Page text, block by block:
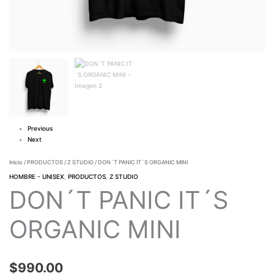
Previous
Next
Inicio / PRODUCTOS/Z STUDIO/ DON´T PANIC IT´S ORGANIC MINI
HOMBRE - UNISEX ,PRODUCTOS ,Z STUDIO
DON´T PANIC IT´S
ORGANIC MINI
$990.00